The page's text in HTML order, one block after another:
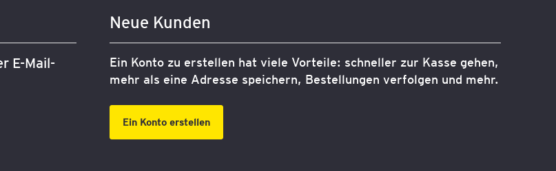
E-Mail-
Neue Kunden
Ein Konto zu erstellen hat viele Vorteile: schneller zur Kasse gehen,
mehr als eine Adresse speichern, Bestellungen verfolgen und mehr.
Ein Konto erstellen